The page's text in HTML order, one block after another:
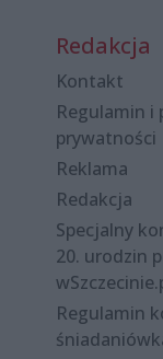
Redakcja
Kontakt
Regulamin i
prywatności
Reklama
Redakcja
Specjalny
20. urodzin
Regulamin